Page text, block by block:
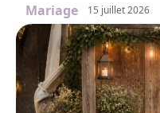
Mariage 15 juillet 2026